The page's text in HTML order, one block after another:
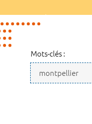
Mots-clés :